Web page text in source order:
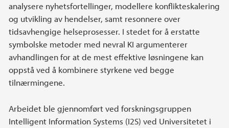
analysere nyhetsfortellinger, modellere konflikteskalering
og utvikling av hendelser, samt resonnere over
tidsavhengige helseprosesser. I stedet for å erstatte
symbolske metoder med nevral KI argumenterer
avhandlingen for at de mest effektive løsningene kan
oppstå ved å kombinere styrkene ved begge
tilnærmingene.
Arbeidet ble gjennomført ved forskningsgruppen
Intelligent Information Systems (I2S) ved Universitetet i